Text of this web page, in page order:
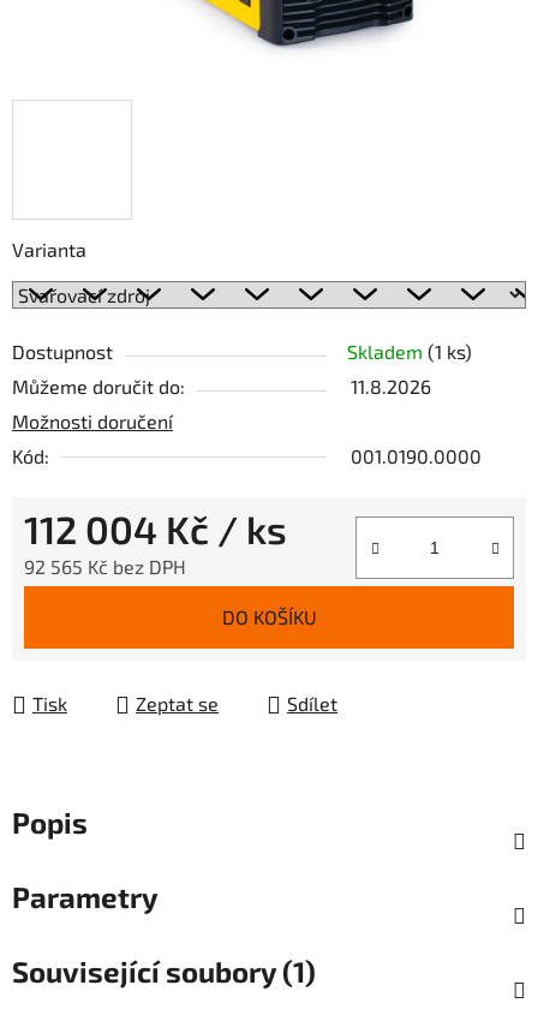
Varianta
Dostupnost Skladem (1 ks)
Můžeme doručit do:
11.8.2026
Možnosti doručení
Kód:
001.0190.0000
112 004 Kč / ks
92 565 Kč bez DPH
DO KOŠÍKU
Tisk Zeptat se Sdílet
Popis
Parametry
Související soubory (1)